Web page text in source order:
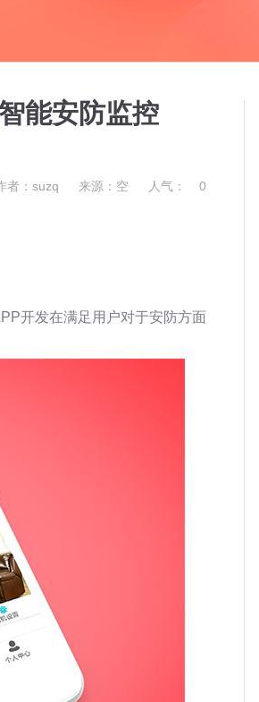
能安防监控
者：suzq 来源：空 人气： 0
开发在满足用户对于安防方面